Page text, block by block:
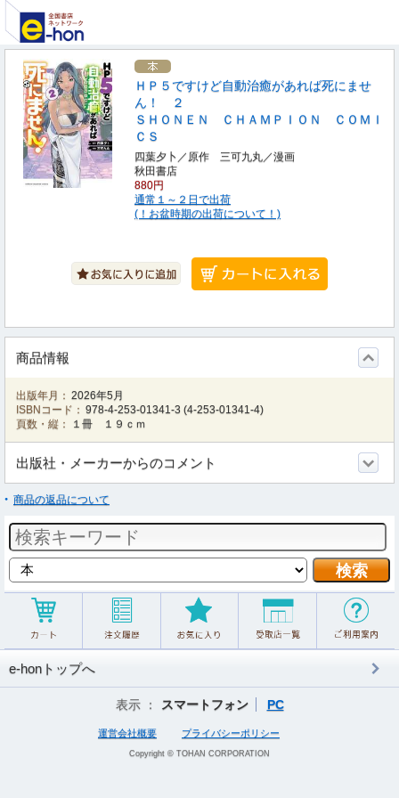
ＨＰ５ですけど自動治癒があれば死にませ
ん！ ２
ＳＨＯＮＥＮ ＣＨＡＭＰＩＯＮ ＣＯＭＩ
ＣＳ
四葉夕卜／原作 三可九丸／漫画
秋田書店
880円
通常１～２日で出荷
(！お盆時期の出荷について！)
商品情報
出版年月： 2026年5月
ISBNコード： 978-4-253-01341-3 (4-253-01341-4)
頁数・縦：
１冊 １９ｃｍ
出版社・メーカーからのコメント
商品の返品について
e-honトップへ
表示 ： スマートフォン PC
運営会社概要 プライバシーポリシー
Copyright © TOHAN CORPORATION